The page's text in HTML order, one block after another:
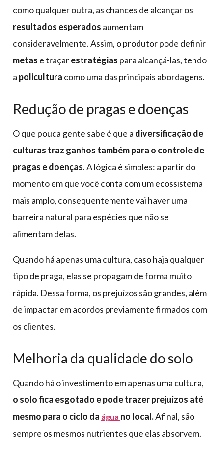
como qualquer outra, as chances de alcançar os
resultados esperados aumentam
consideravelmente. Assim, o produtor pode definir
metas e traçarestratégias para alcançá-las, tendo
a policultura como uma das principais abordagens.
Redução de pragas e doenças
O que pouca gente sabe é que a diversificação de
culturas traz ganhos também para o controle de
pragas e doenças. A lógica é simples: a partir do
momento em que você conta com um ecossistema
mais amplo, consequentemente vai haver uma
barreira natural para espécies que não se
alimentam delas.
Quando há apenas uma cultura, caso haja qualquer
tipo de praga, elas se propagam de forma muito
rápida. Dessa forma, os prejuízos são grandes, além
de impactar em acordos previamente firmados com
os clientes.
Melhoria da qualidade do solo
Quando há o investimento em apenas uma cultura,
o solo fica esgotado e pode trazer prejuízos até
mesmo para o ciclo da água no local.Afinal, são
sempre os mesmos nutrientes que elas absorvem.